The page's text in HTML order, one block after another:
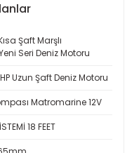
Şaft Marşlı
Seri Deniz Motoru
Uzun Şaft Deniz Motoru
Matromarine 12V
18 FEET